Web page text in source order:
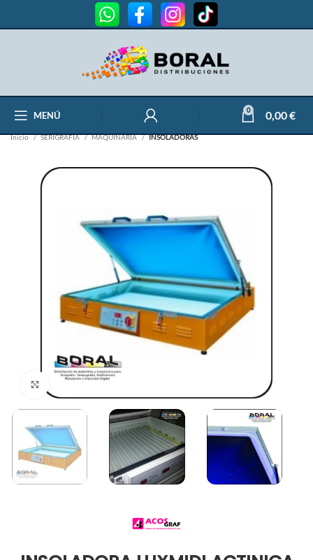
MENÚ 0 0,00€
Inicio SERIGRAFÍA MAQUINARIA INSOLADORAS
Clic para ampliar